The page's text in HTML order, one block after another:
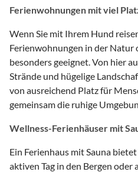
Ferienwohnungen mit viel
Wenn Sie mit Ihrem Hund
Ferienwohnungen in der Natur
besonders geeignet. Von hier
Strände und hügelige
von ausreichend Platz für
gemeinsam die ruhige
Wellness-Ferienhäuser mit
Ein Ferienhaus mit Sauna
aktiven Tag in den Bergen oder